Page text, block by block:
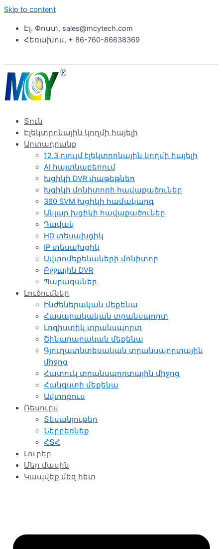
Skip to content
Էլ. Փոստ, sales@mcytech.com
Հեռախոս, + 86-760-86638369
Տուն
Էլեկտրոնային կողմի հայելի
Արտադրանք
12.3 դյույմ էլեկտրոնային կողմի հայելի
AI հայտնաբերում
Խցիկի DVR փաթեթներ
Խցիկի մոնիտորի հավաքածուներ
360 SVM խցիկի համակարգ
Անլար խցիկի հավաքածուներ
Դավակ
HD տեսախցիկ
IP տեսախցիկ
Ավտոմեքենաների մոնիտոր
Բջջային DVR
Պարագաներ
Լուծումներ
Ինժեներական մեքենա
Հասարակական տրանսպորտ
Լոգիստիկ տրանսպորտ
Շինարարական մեքենա
Գյուղատնտեսական տրանսպորտային
միջոց
Հատուկ տրանսպորտային միջոց
Հանգստի մեքենա
Ավտոբուս
Ռեսուրս
Տեսանյութեր
Ներբեռնեք
ՀՏՀ
Լուրեր
Մեր մասին
Կապվեք մեզ հետ